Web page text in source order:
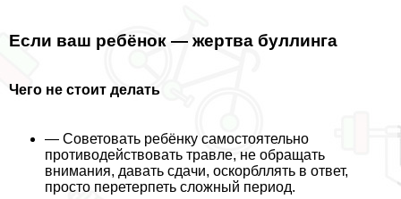
Если ваш ребёнок — жертва буллинга
Чего не стоит делать
— Советовать ребёнку самостоятельно
противодействовать травле, не обращать
внимания, давать сдачи, оскорбллять в ответ,
просто перетерпеть сложный период.